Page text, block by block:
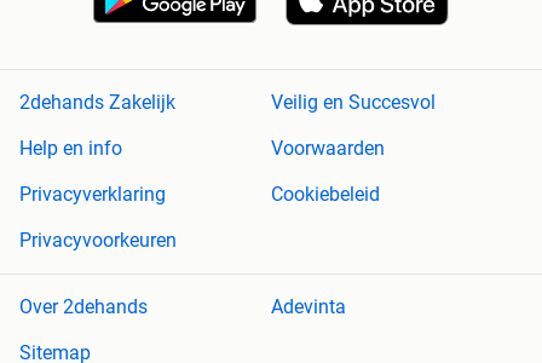
2dehands Zakelijk
Veilig en Succesvol
Help en info
Voorwaarden
Privacyverklaring
Cookiebeleid
Privacyvoorkeuren
Over 2dehands
Adevinta
Sitemap